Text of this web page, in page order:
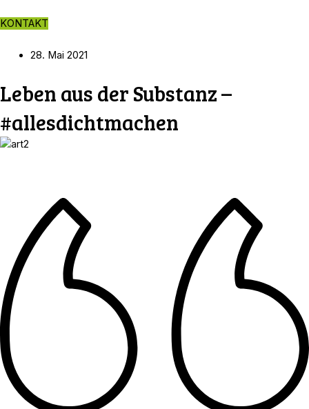
Inhalt
KONTAKT
28. Mai 2021
Leben aus der Substanz –
#allesdichtmachen